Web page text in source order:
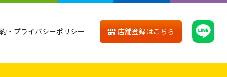
・プライバシーポリシー 店舗登録はこちら